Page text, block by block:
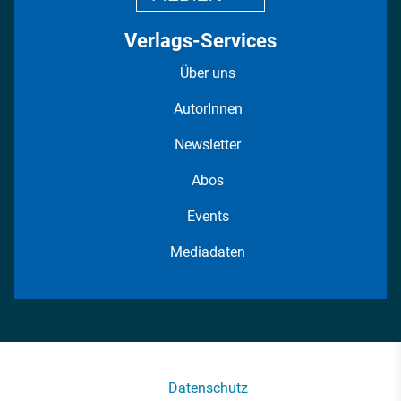
Verlags-Services
Über uns
AutorInnen
Newsletter
Abos
Events
Mediadaten
Datenschutz